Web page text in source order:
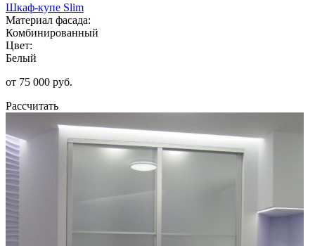
Шкаф-купе Slim
Материал фасада:
Комбинированный
Цвет:
Белый
от 75 000 руб.
Рассчитать